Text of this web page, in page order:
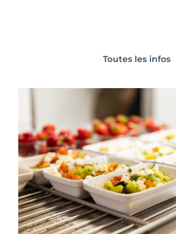
Toutes les infos